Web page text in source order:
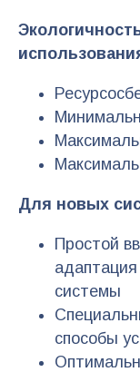
Для новых
Простой
системы
способы